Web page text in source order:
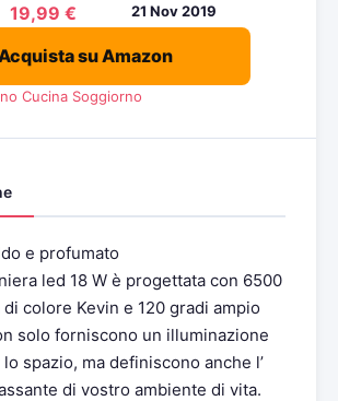
19,99 € 21 Nov 2019
su Amazon
Cucina Soggiorno
e profumato
led 18 W è progettata con 6500
colore Kevin e 120 gradi ampio
solo forniscono un illuminazione
spazio, ma definiscono anche l’
di vostro ambiente di vita.